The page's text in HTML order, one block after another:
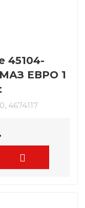
45104-
ЕВРО 1
4674117